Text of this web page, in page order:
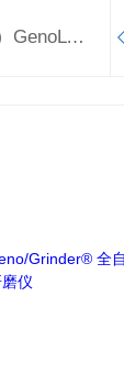
HG-250(原1200C）GenoLyte®温控型组织研磨仪